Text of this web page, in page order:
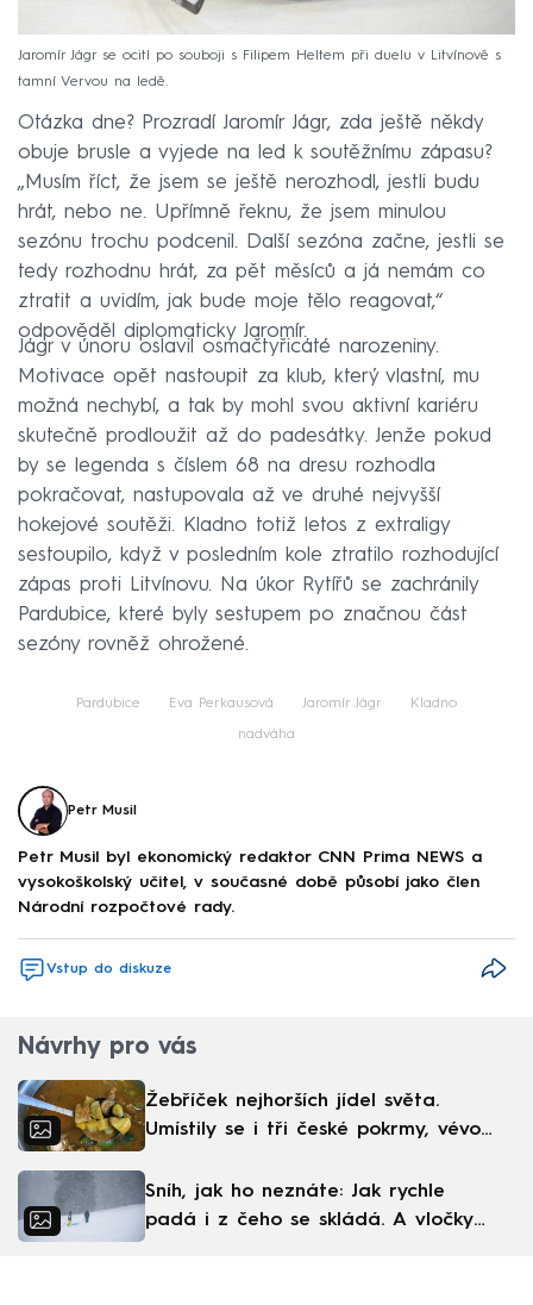
Jaromír Jágr se ocitl po souboji s Filipem Heltem při duelu v Litvínově s
tamní Vervou na ledě.
Otázka dne? Prozradí Jaromír Jágr, zda ještě někdy
obuje brusle a vyjede na led k soutěžnímu zápasu?
„Musím říct, že jsem se ještě nerozhodl, jestli budu
hrát, nebo ne. Upřímně řeknu, že jsem minulou
sezónu trochu podcenil. Další sezóna začne, jestli se
tedy rozhodnu hrát, za pět měsíců a já nemám co
ztratit a uvidím, jak bude moje tělo reagovat,“
odpověděl diplomaticky Jaromír.
Jágr v únoru oslavil osmačtyřicáté narozeniny.
Motivace opět nastoupit za klub, který vlastní, mu
možná nechybí, a tak by mohl svou aktivní kariéru
skutečně prodloužit až do padesátky. Jenže pokud
by se legenda s číslem 68 na dresu rozhodla
pokračovat, nastupovala až ve druhé nejvyšší
hokejové soutěži. Kladno totiž letos z extraligy
sestoupilo, když v posledním kole ztratilo rozhodující
zápas proti Litvínovu. Na úkor Rytířů se zachránily
Pardubice, které byly sestupem po značnou část
sezóny rovněž ohrožené.
Pardubice Eva Perkausová Jaromír Jágr Kladno
nadváha
Petr Musil
Petr Musil byl ekonomický redaktor CNN Prima NEWS a
vysokoškolský učitel, v současné době působí jako člen
Národní rozpočtové rady.
Vstup do diskuze
Návrhy pro vás
Žebříček nejhorších jídel světa.
Umístily se i tři české pokrmy, vévodí
Sníh, jak ho neznáte: Jak rychle
padá i z čeho se skládá. A vločky